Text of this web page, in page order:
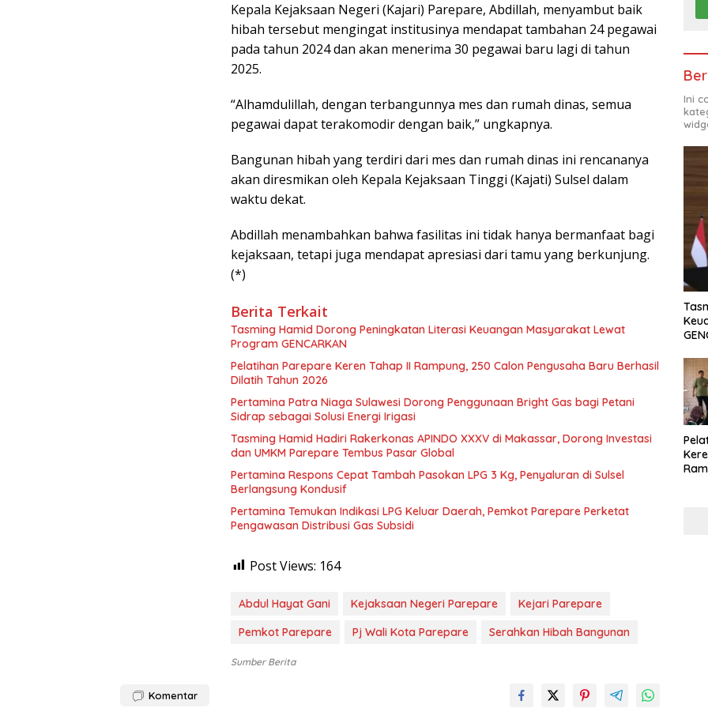
Kepala Kejaksaan Negeri (Kajari) Parepare, Abdillah, menyambut baik
hibah tersebut mengingat institusinya mendapat tambahan 24 pegawai
pada tahun 2024 dan akan menerima 30 pegawai baru lagi di tahun
2025.
“Alhamdulillah, dengan terbangunnya mes dan rumah dinas, semua
pegawai dapat terakomodir dengan baik,” ungkapnya.
Bangunan hibah yang terdiri dari mes dan rumah dinas ini rencananya
akan diresmikan oleh Kepala Kejaksaan Tinggi (Kajati) Sulsel dalam
waktu dekat.
Abdillah menambahkan bahwa fasilitas ini tidak hanya bermanfaat bagi
kejaksaan, tetapi juga mendapat apresiasi dari tamu yang berkunjung.
(*)
Berita Terkait
Tasming Hamid Dorong Peningkatan Literasi Keuangan Masyarakat Lewat
Program GENCARKAN
Pelatihan Parepare Keren Tahap II Rampung, 250 Calon Pengusaha Baru Berhasil
Dilatih Tahun 2026
Pertamina Patra Niaga Sulawesi Dorong Penggunaan Bright Gas bagi Petani
Sidrap sebagai Solusi Energi Irigasi
Tasming Hamid Hadiri Rakerkonas APINDO XXXV di Makassar, Dorong Investasi
dan UMKM Parepare Tembus Pasar Global
Pertamina Respons Cepat Tambah Pasokan LPG 3 Kg, Penyaluran di Sulsel
Berlangsung Kondusif
Pertamina Temukan Indikasi LPG Keluar Daerah, Pemkot Parepare Perketat
Pengawasan Distribusi Gas Subsidi
Post Views: 164
Abdul Hayat Gani Kejaksaan Negeri Parepare
Kejari Parepare
Pemkot Parepare
Pj Wali Kota Parepare Serahkan Hibah Bangunan
Sumber Berita
Komentar
Ini